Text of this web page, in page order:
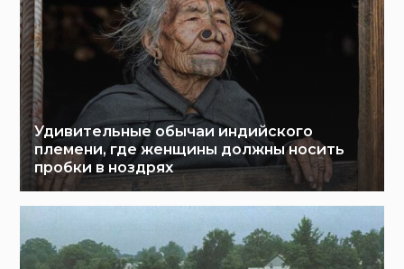
Удивительные обычаи индийского
племени, где женщины должны носить
пробки в ноздрях